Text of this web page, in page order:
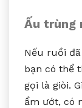
Ấu trùng
Nếu ruồi
bạn có thể
gọi là giòi.
ẩm ướt, có